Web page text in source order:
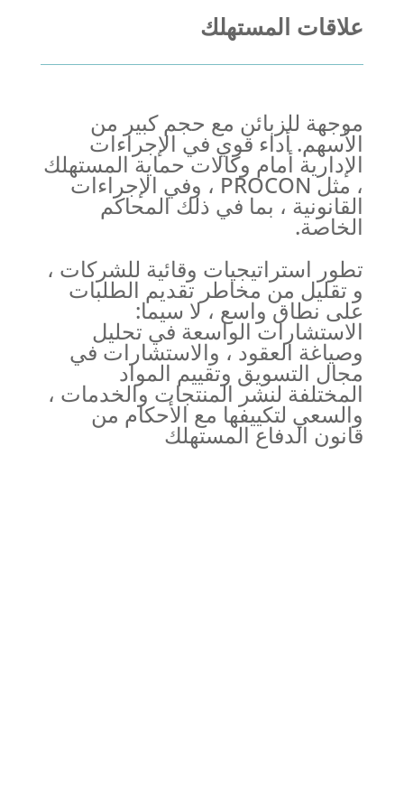
علاقات المستهلك
موجهة للزبائن مع حجم كبير من
الأسهم. أداء قوي في الإجراءات
الإدارية أمام وكالات حماية المستهلك
، مثل PROCON ، وفي الإجراءات
القانونية ، بما في ذلك المحاكم
الخاصة.
تطور استراتيجيات وقائية للشركات ،
و تقليل من مخاطر تقديم الطلبات
على نطاق واسع ، لا سيما:
الاستشارات الواسعة في تحليل
وصياغة العقود ، والاستشارات في
مجال التسويق وتقييم المواد
المختلفة لنشر المنتجات والخدمات ،
والسعي لتكييفها مع الأحكام من
قانون الدفاع المستهلك